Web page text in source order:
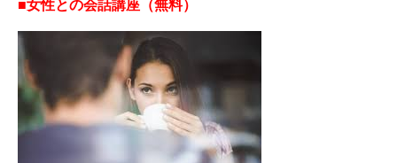
■女性との会話講座（無料）